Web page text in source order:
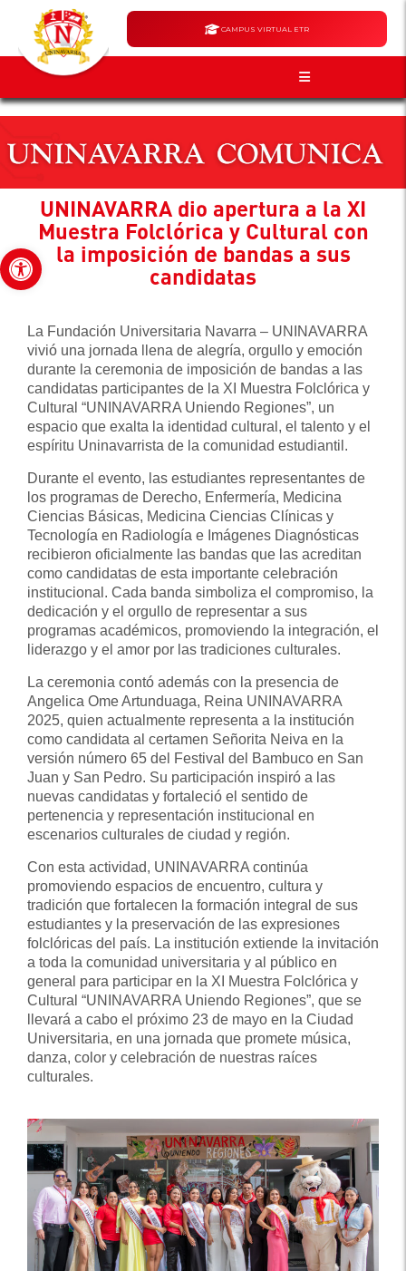
Abrir barra de herramientas
CAMPUS VIRTUAL ETR
UNINAVARRA dio apertura a la XI
Muestra Folclórica y Cultural con
la imposición de bandas a sus
candidatas
La Fundación Universitaria Navarra – UNINAVARRA
vivió una jornada llena de alegría, orgullo y emoción
durante la ceremonia de imposición de bandas a las
candidatas participantes de la XI Muestra Folclórica y
Cultural “UNINAVARRA Uniendo Regiones”, un
espacio que exalta la identidad cultural, el talento y el
espíritu Uninavarrista de la comunidad estudiantil.
Durante el evento, las estudiantes representantes de
los programas de Derecho, Enfermería, Medicina
Ciencias Básicas, Medicina Ciencias Clínicas y
Tecnología en Radiología e Imágenes Diagnósticas
recibieron oficialmente las bandas que las acreditan
como candidatas de esta importante celebración
institucional. Cada banda simboliza el compromiso, la
dedicación y el orgullo de representar a sus
programas académicos, promoviendo la integración, el
liderazgo y el amor por las tradiciones culturales.
La ceremonia contó además con la presencia de
Angelica Ome Artunduaga, Reina UNINAVARRA
2025, quien actualmente representa a la institución
como candidata al certamen Señorita Neiva en la
versión número 65 del Festival del Bambuco en San
Juan y San Pedro. Su participación inspiró a las
nuevas candidatas y fortaleció el sentido de
pertenencia y representación institucional en
escenarios culturales de ciudad y región.
Con esta actividad, UNINAVARRA continúa
promoviendo espacios de encuentro, cultura y
tradición que fortalecen la formación integral de sus
estudiantes y la preservación de las expresiones
folclóricas del país. La institución extiende la invitación
a toda la comunidad universitaria y al público en
general para participar en la XI Muestra Folclórica y
Cultural “UNINAVARRA Uniendo Regiones”, que se
llevará a cabo el próximo 23 de mayo en la Ciudad
Universitaria, en una jornada que promete música,
danza, color y celebración de nuestras raíces
culturales.